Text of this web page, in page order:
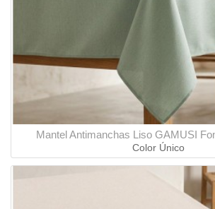
Mantel Antimanchas Liso GAMUSI
Color Único